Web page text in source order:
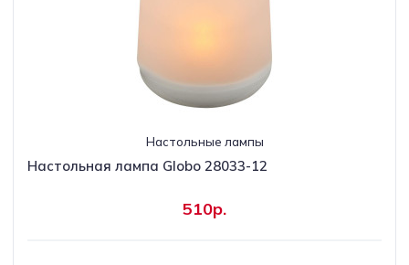
Настольные лампы
Настольная лампа Globo 28033-12
510р.